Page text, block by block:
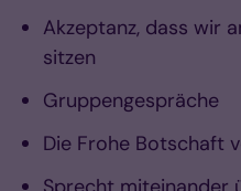
Akzeptanz, dass wir
sitzen
Gruppengespräche
Die Frohe Botschaft